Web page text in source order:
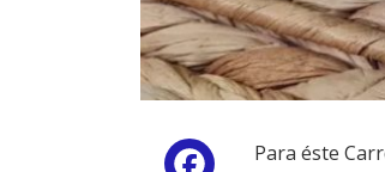
Para éste